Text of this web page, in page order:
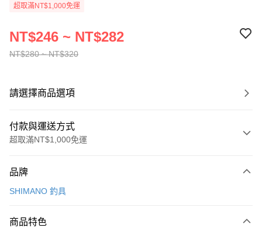
超取滿NT$1,000免運
NT$280 ~ NT$320
NT$246 ~ NT$282
請選擇商品選項
付款與運送方式
超取滿NT$1,000免運
信用卡一次付款
LINE Pay
品牌
SHIMANO 釣具
商品特色